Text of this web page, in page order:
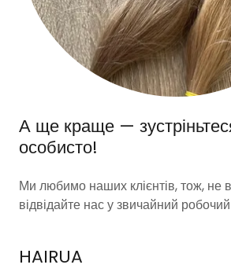
А ще краще —
особисто!
Ми любимо наших клієнтів, тож, не
відвідайте нас у звичайний
HAIRUA